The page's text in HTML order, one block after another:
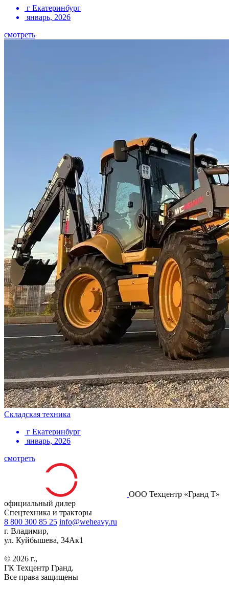
г Екатеринбург
январь, 2026
смотреть
Складская техника
г Екатеринбург
январь, 2026
смотреть
ООО Техцентр «Гранд Т»
официальный дилер
Спецтехника и тракторы
8 800 300 85 25 info@weheavy.ru
г. Владимир,
ул. Куйбышева, 34Ак1
© 2026 г.,
ГК Техцентр Гранд.
Все права защищены